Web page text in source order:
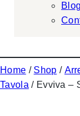
Blog
Home / Shop /
Tavola / Evviva –